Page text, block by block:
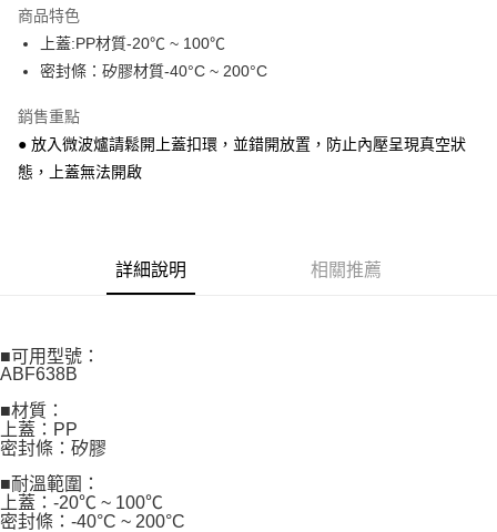
1.分期款項不併入電信帳單，「大哥付你分期」於每月結算日後寄送繳費提
醒簡訊。
2.透過簡訊連結打開帳單後，可選擇「超商條碼／台灣大直營門市／銀行轉
帳／街口支付／iPASS MONEY」等通路繳費。
【注意事項】
1.本服務係由「台灣大哥大股份有限公司」（以下簡稱本公司）所提供，讓
用戶於交易時，得透過本服務購買商品或服務，並由商店將買賣／分期付款
買賣價金債權讓與本公司後，依約使用本公司帳單繳交帳款。
3.完整用戶服務條款，請詳閱以下連結：
https://oppay.tw/userRule
每筆NT$80，滿NT$888(含以上)免運費
宅配
門市取貨-自備購物袋
每筆NT$80，滿NT$500(含以上)免運費
商品特色
上蓋:PP材質-20℃ ~ 100℃
密封條：矽膠材質-40°C ~ 200°C
銷售重點
● 放入微波爐請鬆開上蓋扣環，並錯開放置，防止內壓呈現真空狀
態，上蓋無法開啟
詳細說明 相關推薦
■可用型號：
ABF638B
■材質：
上蓋：PP
密封條：矽膠
■耐溫範圍：
上蓋：-20℃ ~ 100℃
密封條：-40°C ~ 200°C